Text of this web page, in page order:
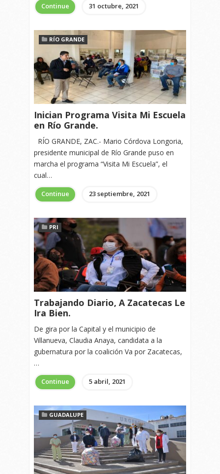
Continue 31 octubre, 2021
RÍO GRANDE
Inician Programa Visita Mi Escuela
en Río Grande.
RÍO GRANDE, ZAC.- Mario Córdova Longoria,
presidente municipal de Río Grande puso en
marcha el programa “Visita Mi Escuela”, el
cual…
Continue 23 septiembre, 2021
PRI
Trabajando Diario, A Zacatecas Le
Ira Bien.
De gira por la Capital y el municipio de
Villanueva, Claudia Anaya, candidata a la
gubernatura por la coalición Va por Zacatecas,
…
Continue 5 abril, 2021
GUADALUPE